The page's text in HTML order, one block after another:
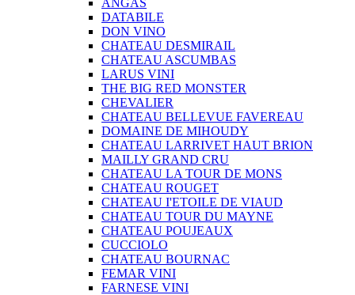
ANGAS
DATABILE
DON VINO
CHATEAU DESMIRAIL
CHATEAU ASCUMBAS
LARUS VINI
THE BIG RED MONSTER
CHEVALIER
CHATEAU BELLEVUE FAVEREAU
DOMAINE DE MIHOUDY
CHATEAU LARRIVET HAUT BRION
MAILLY GRAND CRU
CHATEAU LA TOUR DE MONS
CHATEAU ROUGET
CHATEAU I'ETOILE DE VIAUD
CHATEAU TOUR DU MAYNE
CHATEAU POUJEAUX
CUCCIOLO
CHATEAU BOURNAC
FEMAR VINI
FARNESE VINI